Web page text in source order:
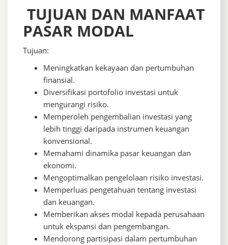
TUJUAN DAN MANFAAT
PASAR MODAL
Tujuan:
Meningkatkan kekayaan dan pertumbuhan
finansial.
Diversifikasi portofolio investasi untuk
mengurangi risiko.
Memperoleh pengembalian investasi yang
lebih tinggi daripada instrumen keuangan
konvensional.
Memahami dinamika pasar keuangan dan
ekonomi.
Mengoptimalkan pengelolaan risiko investasi.
Memperluas pengetahuan tentang investasi
dan keuangan.
Memberikan akses modal kepada perusahaan
untuk ekspansi dan pengembangan.
Mendorong partisipasi dalam pertumbuhan